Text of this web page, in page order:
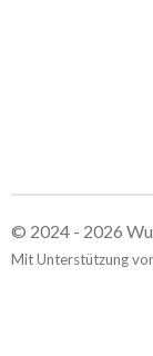
© 2024 - 2026
Mit Unterstützung